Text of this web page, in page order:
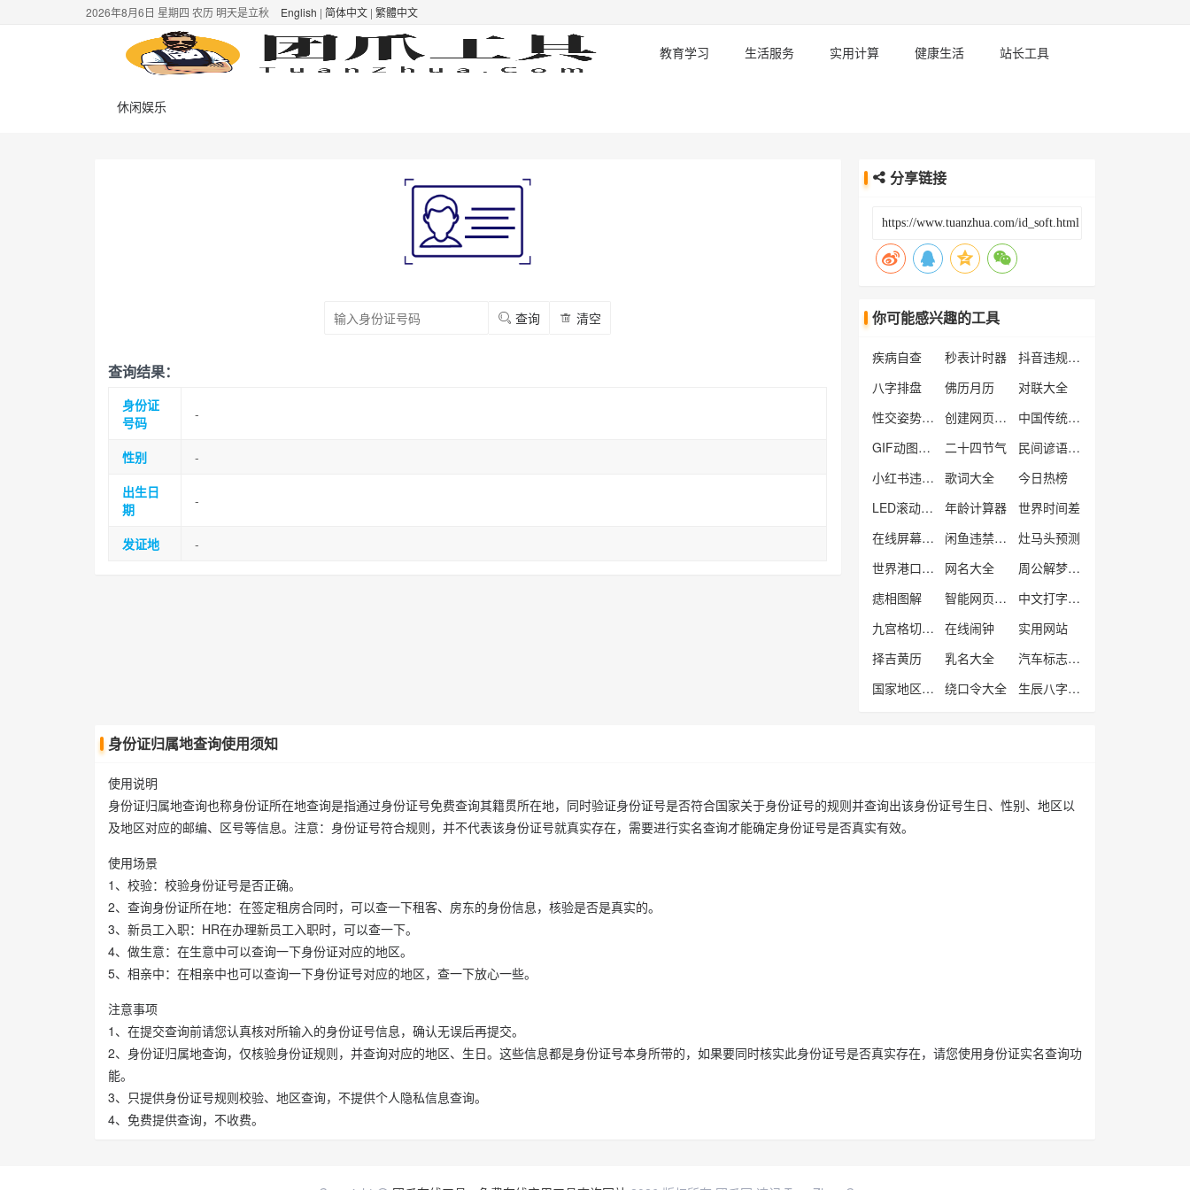
2026年8月6日 星期四 农历 明天是立秋 English | 简体中文 | 繁體中文
教育学习 生活服务 实用计算 健康生活 站长工具
休闲娱乐
查询 清空
查询结果：
身份证
号码
-
性别
-
出生日
期
-
发证地 -
分享链接
你可能感兴趣的工具
疾病自查 秒表计时器
抖音违规词在线检测
八字排盘
佛历月历
对联大全
性交姿势大全
创建网页快捷方式
中国传统节日
GIF动图制作
二十四节气
民间谚语大全
小红书违规词检测
歌词大全
今日热榜
LED滚动文字工具
年龄计算器
世界时间差
在线屏幕测试工具
闲鱼违禁违规词检测
灶马头预测
世界港口查询
网名大全
周公解梦大全
痣相图解
智能网页工作便签备忘录
中文打字练习工具
九宫格切图工具
在线闹钟
实用网站
择吉黄历
乳名大全
汽车标志大全
国家地区查询
绕口令大全 生辰八字计算器
身份证归属地查询使用须知
使用说明
身份证归属地查询也称身份证所在地查询是指通过身份证号免费查询其籍贯所在地，同时验证身份证号是否符合国家关于身份证号的规则并查询出该身份证号生日、性别、地区以
及地区对应的邮编、区号等信息。注意：身份证号符合规则，并不代表该身份证号就真实存在，需要进行实名查询才能确定身份证号是否真实有效。
使用场景
1、校验：校验身份证号是否正确。
2、查询身份证所在地：在签定租房合同时，可以查一下租客、房东的身份信息，核验是否是真实的。
3、新员工入职：HR在办理新员工入职时，可以查一下。
4、做生意：在生意中可以查询一下身份证对应的地区。
5、相亲中：在相亲中也可以查询一下身份证号对应的地区，查一下放心一些。
注意事项
1、在提交查询前请您认真核对所输入的身份证号信息，确认无误后再提交。
2、身份证归属地查询，仅核验身份证规则，并查询对应的地区、生日。这些信息都是身份证号本身所带的，如果要同时核实此身份证号是否真实存在，请您使用身份证实名查询功
能。
3、只提供身份证号规则校验、地区查询，不提供个人隐私信息查询。
4、免费提供查询，不收费。